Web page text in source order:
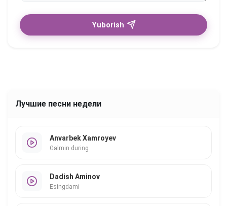
Yuborish
Лучшие песни недели
Anvarbek Xamroyev
Galmin during
Dadish Aminov
Esingdami